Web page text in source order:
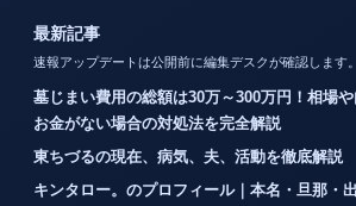
最新記事
速報アップデートは公開前に編集デスクが確認します。
墓じまい費用の総額は30万～300万円！相場
お金がない場合の対処法を完全解説
東ちづるの現在、病気、夫、活動を徹底解説
キンタロー。のプロフィール｜本名・旦那・